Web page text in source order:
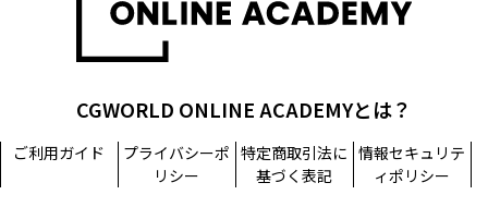
CGWORLD ONLINE ACADEMYとは？
ご利用ガイド
プライバシーポ
リシー
特定商取引法に
基づく表記
情報セキュリテ
ィポリシー